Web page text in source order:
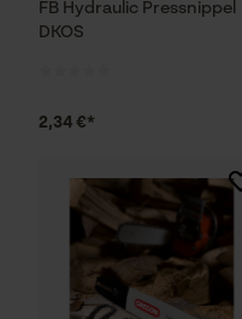
FB Hydraulic Pressnippel
DKOS
2,34 €*